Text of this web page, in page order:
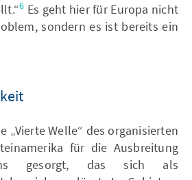
6 Es geht hier für Europa nicht
sondern es ist bereits ein
„Vierte Welle“ des organisierten
für die Ausbreitung
gesorgt, das sich als